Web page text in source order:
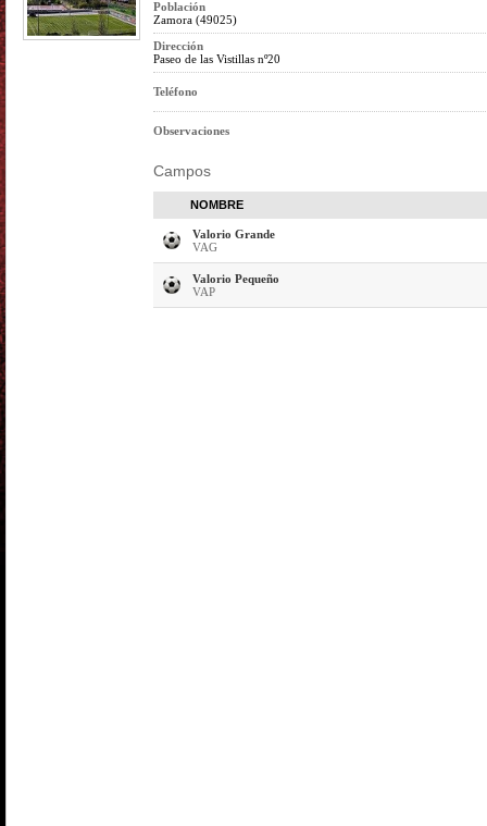
Población
Zamora (49025)
Dirección
Paseo de las Vistillas nº20
Teléfono
Observaciones
Campos
NOMBRE
Valorio Grande
VAG
Valorio Pequeño
VAP